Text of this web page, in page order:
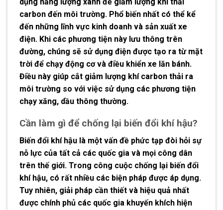
carbon đến môi trường. Phổ biến nhất có thể kể
đến những lĩnh vực kinh doanh và sản xuất xe
điện. Khi các phương tiện này lưu thông trên
đường, chúng sẽ sử dụng điện được tạo ra từ mặt
trời để chạy động cơ và điều khiển xe lăn bánh.
Điều này giúp cắt giảm lượng khí carbon thải ra
môi trường so với việc sử dụng các phương tiện
chạy xăng, dầu thông thường.
Cần làm gì để chống lại biến đổi khí hậu?
Biến đổi khí hậu là một vấn đề phức tạp đòi hỏi sự
nỗ lực của tất cả các quốc gia và mọi công dân
trên thế giới. Trong công cuộc chống lại biến đổi
khí hậu, có rất nhiều các biện pháp được áp dụng.
Tuy nhiên, giải pháp cần thiết và hiệu quả nhất
được chính phủ các quốc gia khuyến khích hiện